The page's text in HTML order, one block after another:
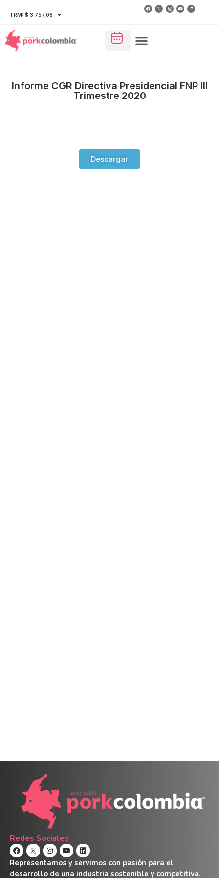
TRM: $ 3.757,08
Informe CGR Directiva Presidencial FNP III
Trimestre 2020
Descargar
Redes Sociales
Representamos y servimos con pasión para el
desarrollo de una industria sostenible y competitiva.